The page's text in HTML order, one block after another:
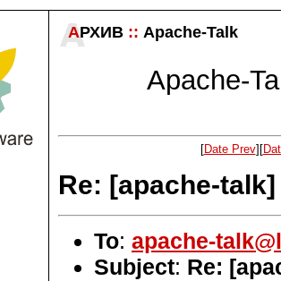
АРХИВ :: Apache-Talk
Apache-
[Date Prev][
Re: [apache-
To: apache-
Subject: Re: